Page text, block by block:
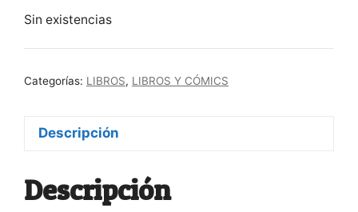
Sin existencias
Categorías: LIBROS, LIBROS Y CÓMICS
Descripción
Descripción